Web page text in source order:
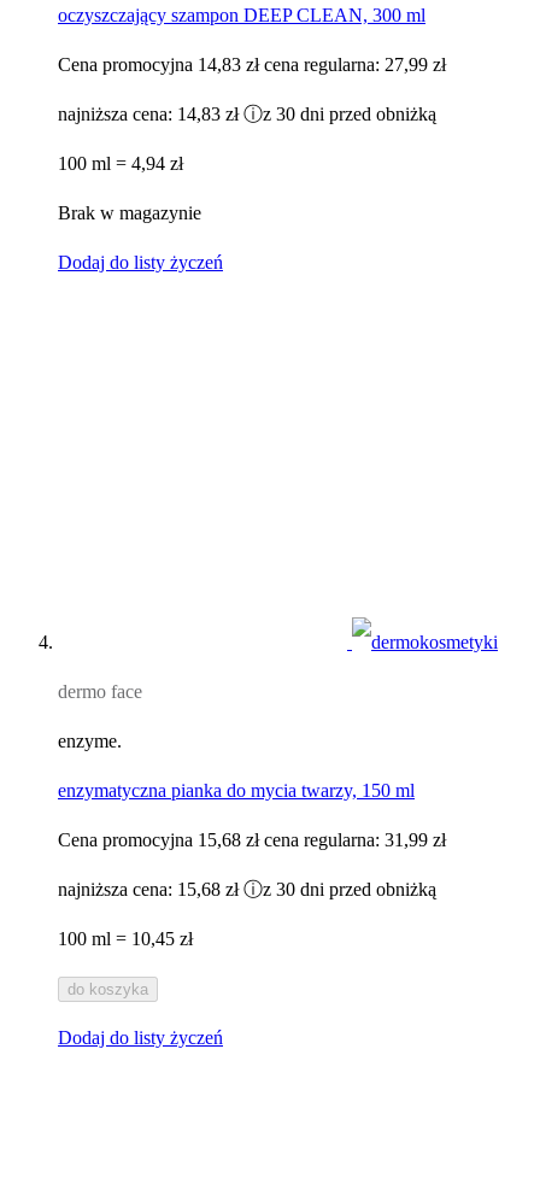
oczyszczający szampon DEEP CLEAN, 300 ml
Cena promocyjna 14,83 zł cena regularna: 27,99 zł
najniższa cena: 14,83 zł ⓘz 30 dni przed obniżką
100 ml = 4,94 zł
Brak w magazynie
Dodaj do listy życzeń
dermo face
enzyme.
enzymatyczna pianka do mycia twarzy, 150 ml
Cena promocyjna 15,68 zł cena regularna: 31,99 zł
najniższa cena: 15,68 zł ⓘz 30 dni przed obniżką
100 ml = 10,45 zł
do koszyka
Dodaj do listy życzeń